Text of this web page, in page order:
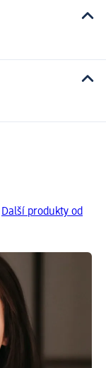
Další produkty od